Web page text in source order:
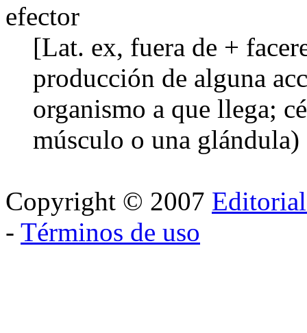
efector
[Lat. ex, fuera de +
producción de alguna
organismo a que llega;
músculo o una
Copyright © 2007
- Términos de uso